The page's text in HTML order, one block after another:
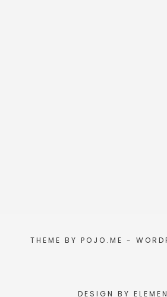
THEME BY POJO.ME -
DESIGN BY